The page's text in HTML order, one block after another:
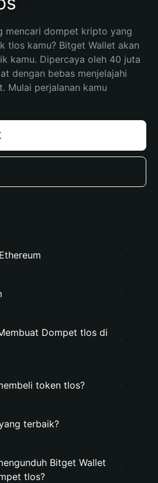
mencari dompet kripto yang
tlos kamu? Bitget Wallet akan
kamu. Dipercaya oleh 40 juta
dengan bebas menjelajahi
Mulai perjalanan kamu
Dompet tlos di
token tlos?
terbaik?
Bitget Wallet
tlos?